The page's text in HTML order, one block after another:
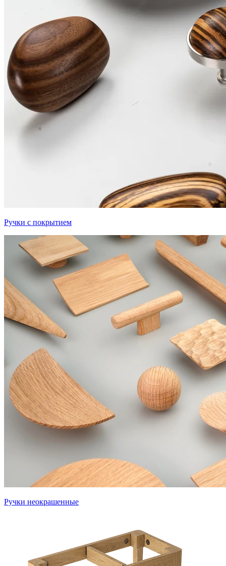
Ручки с покрытием
Ручки неокрашенные